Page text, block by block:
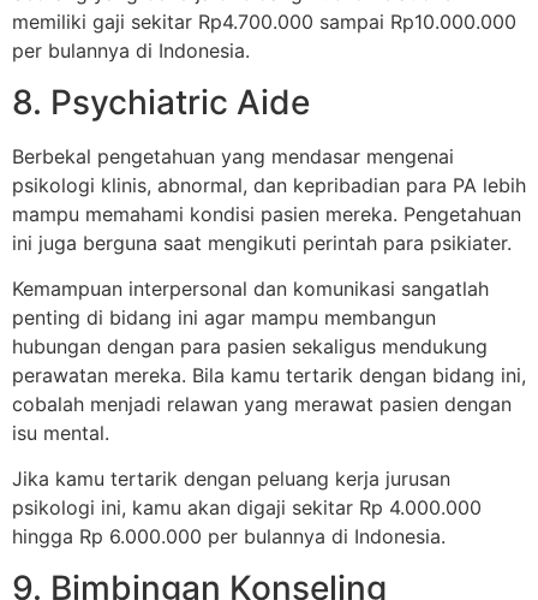
memiliki gaji sekitar Rp4.700.000 sampai Rp10.000.000
per bulannya di Indonesia.
8. Psychiatric Aide
Berbekal pengetahuan yang mendasar mengenai
psikologi klinis, abnormal, dan kepribadian para PA lebih
mampu memahami kondisi pasien mereka. Pengetahuan
ini juga berguna saat mengikuti perintah para psikiater.
Kemampuan interpersonal dan komunikasi sangatlah
penting di bidang ini agar mampu membangun
hubungan dengan para pasien sekaligus mendukung
perawatan mereka. Bila kamu tertarik dengan bidang ini,
cobalah menjadi relawan yang merawat pasien dengan
isu mental.
Jika kamu tertarik dengan peluang kerja jurusan
psikologi ini, kamu akan digaji sekitar Rp 4.000.000
hingga Rp 6.000.000 per bulannya di Indonesia.
9. Bimbingan Konseling